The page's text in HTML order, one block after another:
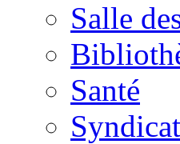
Salle
Santé